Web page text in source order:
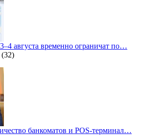
августа временно ограничат по…
(32)
банкоматов и POS-терминал…